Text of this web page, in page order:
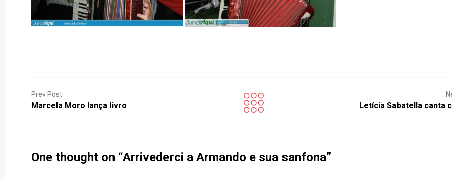
Prev Post
Marcela Moro lança livro Letícia Sabatella canta
One thought on “Arrivederci a Armando e sua sanfona”